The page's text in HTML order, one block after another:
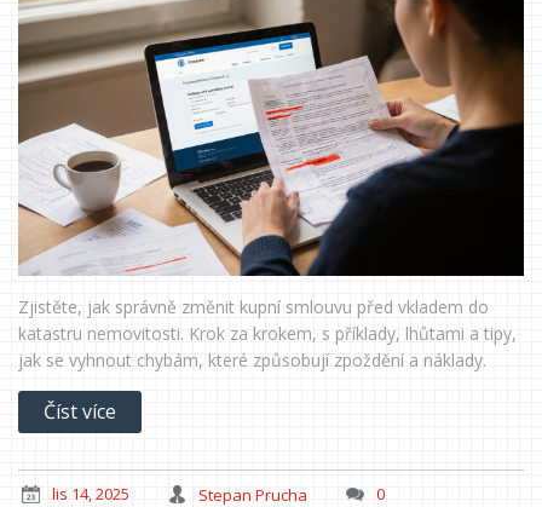
Zjistěte, jak správně změnit kupní smlouvu před vkladem do
katastru nemovitosti. Krok za krokem, s příklady, lhůtami a tipy,
jak se vyhnout chybám, které způsobují zpoždění a náklady.
Číst více
lis 14, 2025 Stepan Prucha 0